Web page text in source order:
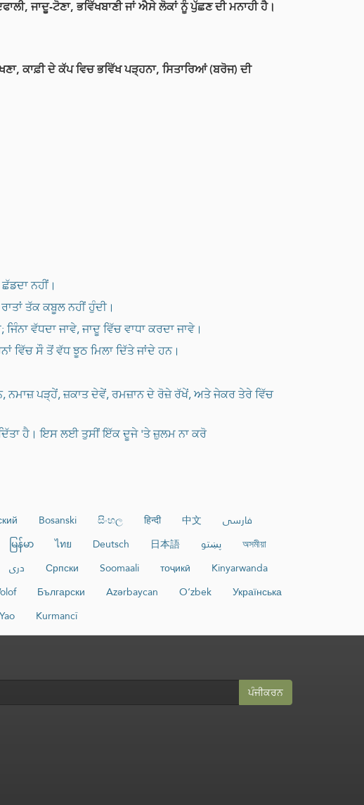
ਜਾਦੂ-ਟੋਣਾ, ਭਵਿੱਖਬਾਣੀ ਜਾਂ ਐਸੇ ਲੋਕਾਂ ਨੂੰ ਪੁੱਛਣ ਦੀ ਮਨਾਹੀ ਹੈ।
ਕਾਫ਼ੀ ਦੇ ਕੱਪ ਵਿਚ ਭਵਿੱਖ ਪੜ੍ਹਨਾ, ਸਿਤਾਰਿਆਂ (ਬਰੋਜ) ਦੀ
ਨਹੀਂ।
ਤੱਕ ਕਬੂਲ ਨਹੀਂ ਹੁੰਦੀ।
ਵੱਧਦਾ ਜਾਵੇ, ਜਾਦੂ ਵਿੱਚ ਵਾਧਾ ਕਰਦਾ ਜਾਵੇ।
ਵਿੱਚ ਸੌ ਤੋਂ ਵੱਧ ਝੂਠ ਮਿਲਾ ਦਿੱਤੇ ਜਾਂਦੇ ਹਨ।
ਹੈ। ਇਸ ਲਈ ਤੁਸੀਂ ਇੱਕ ਦੂਜੇ 'ਤੇ ਜ਼ੁਲਮ ਨਾ ਕਰੋ
Bosanski සිංහල हिन्दी 中文
فارسی
မြန်မာ ไทย Deutsch 日本語 پښتو
অসমীয়া
دری Српски Soomaali тоҷикӣ
Kinyarwanda
Български Azərbaycan O‘zbek
Українська
Yao Kurmancî
ਪੰਜੀਕਰਨ